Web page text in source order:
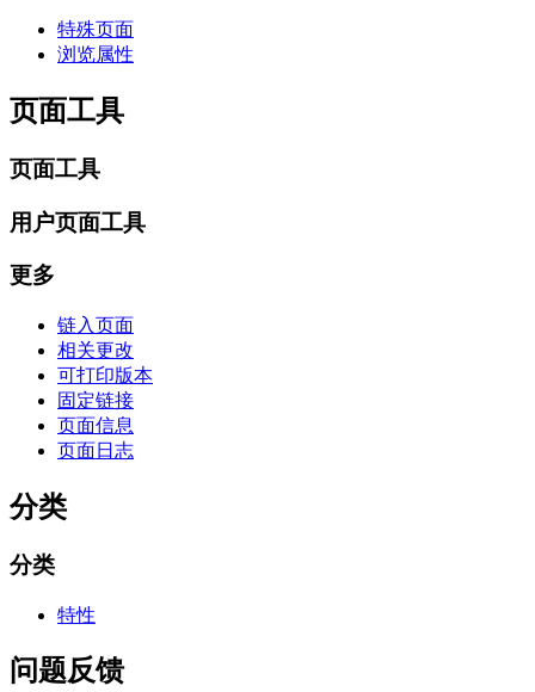
特殊页面
浏览属性
页面工具
页面工具
用户页面工具
更多
链入页面
相关更改
可打印版本
固定链接
页面信息
页面日志
分类
分类
特性
问题反馈